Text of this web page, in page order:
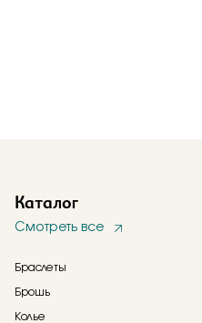
Каталог
Смотреть все
Браслеты
Брошь
Колье